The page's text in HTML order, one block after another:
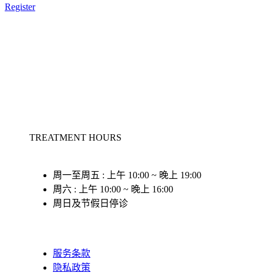
Register
TREATMENT HOURS
周一至周五 : 上午 10:00 ~ 晚上 19:00
周六 : 上午 10:00 ~ 晚上 16:00
周日及节假日停诊
服务条款
隐私政策